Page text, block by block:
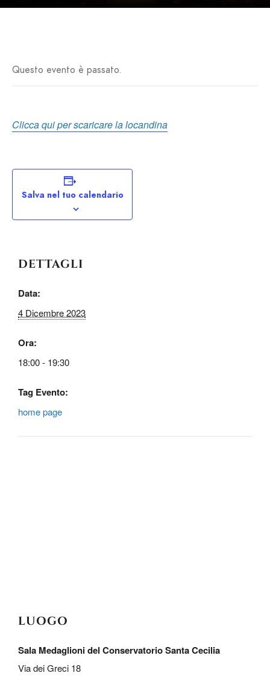
Questo evento è passato.
Clicca qui per scaricare la locandina
Salva nel tuo calendario
DETTAGLI
Data:
4 Dicembre 2023
Ora:
18:00 - 19:30
Tag Evento:
home page
LUOGO
Sala Medaglioni del Conservatorio Santa Cecilia
Via dei Greci 18